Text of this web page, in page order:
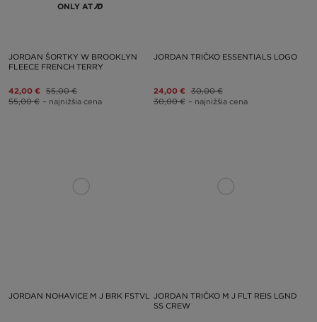
ONLY AT
JORDAN ŠORTKY W BROOKLYN
FLEECE FRENCH TERRY
42,00 € 55,00 €
55,00 € – najnižšia cena
JORDAN TRIČKO ESSENTIALS LOGO
24,00 € 30,00 €
30,00 € – najnižšia cena
JORDAN NOHAVICE M J BRK FSTVL
JORDAN TRIČKO M J FLT REIS LGND
SS CREW